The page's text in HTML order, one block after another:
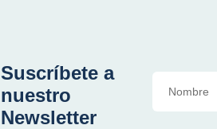
Suscríbete a
nuestro
Newsletter